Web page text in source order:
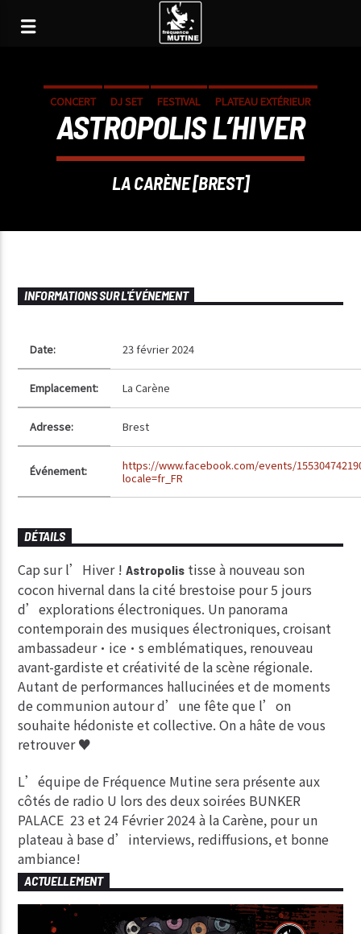
CONCERT DJ SET FESTIVAL
PLATEAU EXTÉRIEUR
RENDEZ-VOUS
SOIRÉE
ASTROPOLIS L’HIVER
LA CARÈNE [BREST]
INFORMATIONS SUR L'ÉVÉNEMENT
Date: 23 février 2024
Emplacement: La Carène
Adresse: Brest
Événement:
https://www.facebook.com/events/
locale=fr_FR
DÉTAILS
Cap sur l’Hiver !Astropolis tisse à nouveau son
cocon hivernal dans la cité brestoise pour 5 jours
d’explorations électroniques. Un panorama
contemporain des musiques électroniques, croisant
ambassadeur·ice·s emblématiques, renouveau
avant-gardiste et créativité de la scène régionale.
Autant de performances hallucinées et de moments
de communion autour d’une fête que l’on
souhaite hédoniste et collective. On a hâte de vous
retrouver ♥
L’équipe de Fréquence Mutine sera présente aux
côtés de radio U lors des deux soirées BUNKER
PALACE 23 et 24 Février 2024 à la Carène, pour un
plateau à base d’interviews, rediffusions, et bonne
ambiance!
ACTUELLEMENT